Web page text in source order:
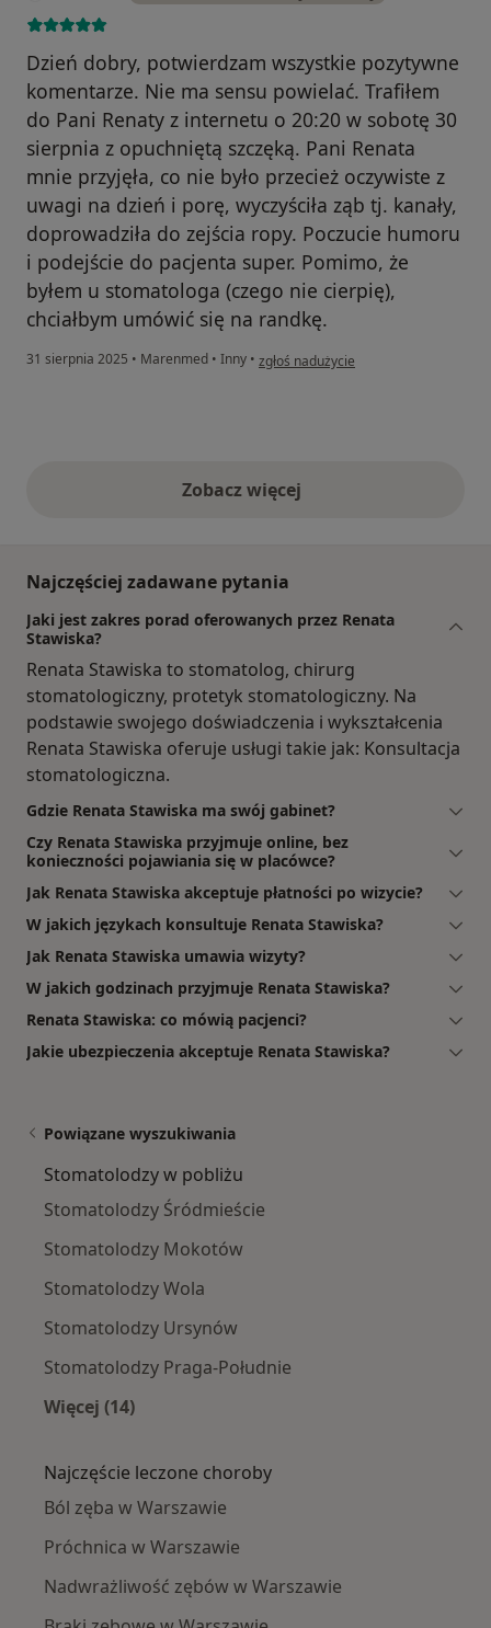
Dzień dobry, potwierdzam wszystkie pozytywne
komentarze. Nie ma sensu powielać. Trafiłem
do Pani Renaty z internetu o 20:20 w sobotę 30
sierpnia z opuchniętą szczęką. Pani Renata
mnie przyjęła, co nie było przecież oczywiste z
uwagi na dzień i porę, wyczyściła ząb tj. kanały,
doprowadziła do zejścia ropy. Poczucie humoru
i podejście do pacjenta super. Pomimo, że
byłem u stomatologa (czego nie cierpię),
chciałbym umówić się na randkę.
31 sierpnia 2025 • Marenmed • Inny • w opinii użytkownika Paweł F
zgłoś nadużycie
Zobacz więcejopinie powyżej
Najczęściej zadawane pytania
Jaki jest zakres porad oferowanych przez Renata
Stawiska?
Renata Stawiska to stomatolog, chirurg
stomatologiczny, protetyk stomatologiczny. Na
podstawie swojego doświadczenia i wykształcenia
Renata Stawiska oferuje usługi takie jak: Konsultacja
stomatologiczna.
Gdzie Renata Stawiska ma swój gabinet?
Czy Renata Stawiska przyjmuje online, bez
konieczności pojawiania się w placówce?
Jak Renata Stawiska akceptuje płatności po wizycie?
W jakich językach konsultuje Renata Stawiska?
Jak Renata Stawiska umawia wizyty?
W jakich godzinach przyjmuje Renata Stawiska?
Renata Stawiska: co mówią pacjenci?
Jakie ubezpieczenia akceptuje Renata Stawiska?
Powiązane wyszukiwania
Stomatolodzy w pobliżu
Stomatolodzy Śródmieście
Stomatolodzy Mokotów
Stomatolodzy Wola
Stomatolodzy Ursynów
Stomatolodzy Praga-Południe
Więcej (14)
Najczęście leczone choroby
Ból zęba w Warszawie
Próchnica w Warszawie
Nadwrażliwość zębów w Warszawie